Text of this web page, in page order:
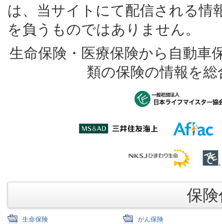
は、当サイトにて配信される情
を負うものではありません。
生命保険・医療保険から自動車
類の保険の情報を
保
生命保険 がん保険